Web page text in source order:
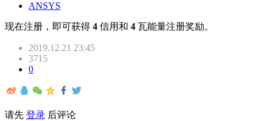
ANSYS
现在注册，即可获得 4 信用和 4 瓦能量注册奖励。
2019.12.21 23:45
3715
0
请先 登录 后评论